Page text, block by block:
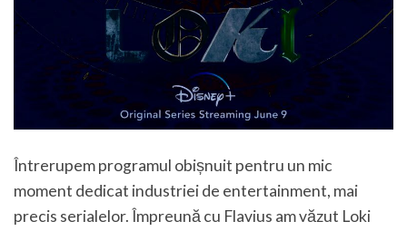
Întrerupem programul obișnuit pentru un mic
moment dedicat industriei de entertainment, mai
precis serialelor. Împreună cu Flavius am văzut Loki